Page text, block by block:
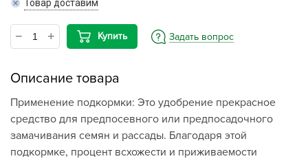
Товар доставим
Купить Задать вопрос
Описание товара
Применение подкормки: Это удобрение прекрасное
средство для предпосевного или предпосадочного
замачивания семян и рассады. Благодаря этой
подкормке, процент всхожести и приживаемости